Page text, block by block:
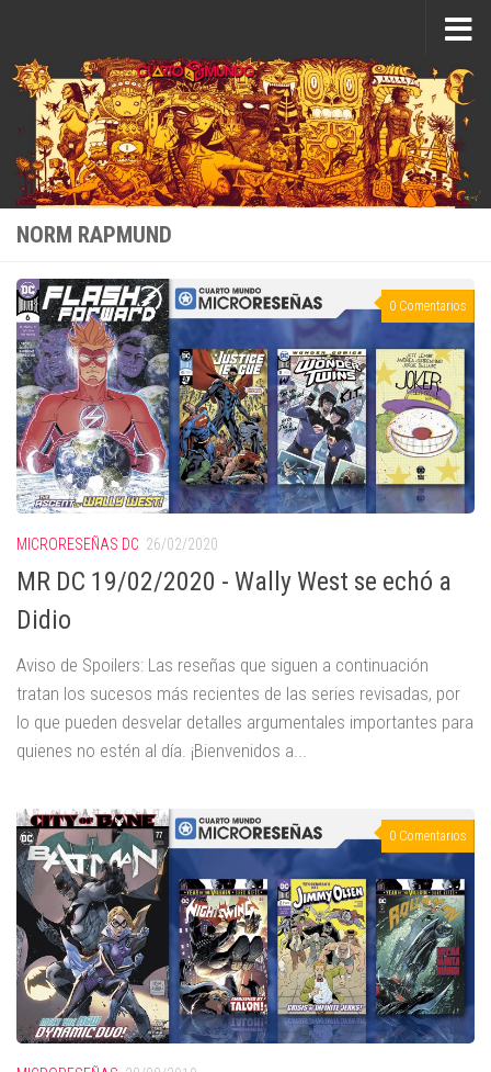
NORM RAPMUND
0 Comentarios
MICRORESEÑAS DC 26/02/2020
MR DC 19/02/2020 - Wally West se echó a
Didio
Aviso de Spoilers: Las reseñas que siguen a continuación
tratan los sucesos más recientes de las series revisadas, por
lo que pueden desvelar detalles argumentales importantes para
quienes no estén al día. ¡Bienvenidos a...
0 Comentarios